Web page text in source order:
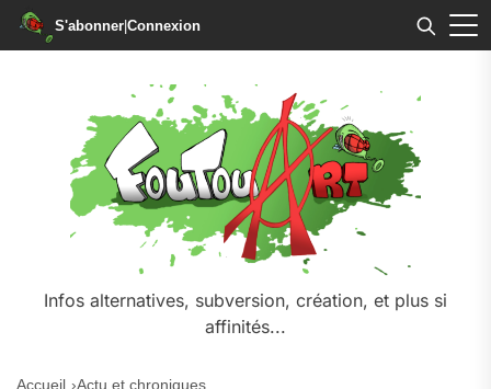
S'abonner|Connexion
Infos alternatives, subversion, création, et plus si
affinités...
Accueil Actu et chroniques